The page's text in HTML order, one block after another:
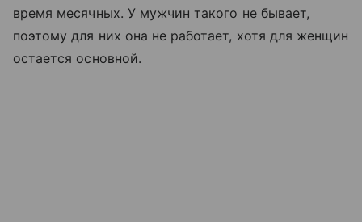
время месячных. У мужчин такого не бывает,
поэтому для них она не работает, хотя для женщин
остается основной.